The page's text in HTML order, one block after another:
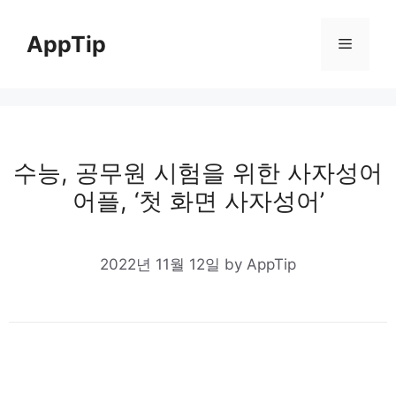
contentAppTip Menu
수능, 공무원 시험을 위한 사자성어
어플, ‘첫 화면 사자성어’
2022년 11월 12일 by AppTip